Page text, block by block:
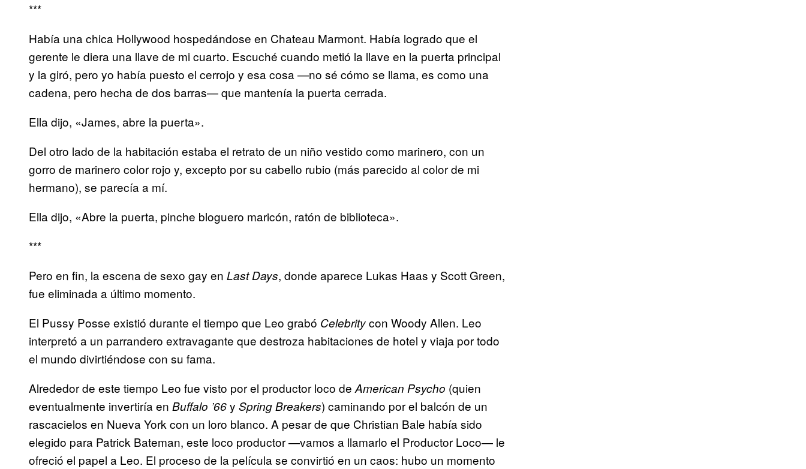
***
Había una chica Hollywood hospedándose en Chateau Marmont. Había logrado que el
gerente le diera una llave de mi cuarto. Escuché cuando metió la llave en la puerta principal
y la giró, pero yo había puesto el cerrojo y esa cosa —no sé cómo se llama, es como una
cadena, pero hecha de dos barras— que mantenía la puerta cerrada.
Ella dijo, «James, abre la puerta».
Del otro lado de la habitación estaba el retrato de un niño vestido como marinero, con un
gorro de marinero color rojo y, excepto por su cabello rubio (más parecido al color de mi
hermano), se parecía a mí.
Ella dijo, «Abre la puerta, pinche bloguero maricón, ratón de biblioteca».
***
Pero en fin, la escena de sexo gay en Last Days, donde aparece Lukas Haas y Scott Green,
fue eliminada a último momento.
El Pussy Posse existió durante el tiempo que Leo grabó Celebritycon Woody Allen. Leo
interpretó a un parrandero extravagante que destroza habitaciones de hotel y viaja por todo
el mundo divirtiéndose con su fama.
Alrededor de este tiempo Leo fue visto por el productor loco de American Psycho (quien
eventualmente invertiría en Buffalo ’66y Spring Breakers) caminando por el balcón de un
rascacielos en Nueva York con un loro blanco. A pesar de que Christian Bale había sido
elegido para Patrick Bateman, este loco productor —vamos a llamarlo el Productor Loco— le
ofreció el papel a Leo. El proceso de la película se convirtió en un caos: hubo un momento